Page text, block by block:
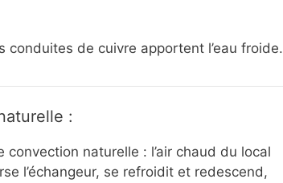
conduites de cuivre apportent l’eau froide.
:
convection naturelle : l’air chaud du local
l’échangeur, se refroidit et redescend,